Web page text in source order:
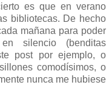
es que en verano
bibliotecas. De hecho
mañana para poder
silencio (benditas
post por ejemplo, o
comodísimos, o
nunca me hubiese